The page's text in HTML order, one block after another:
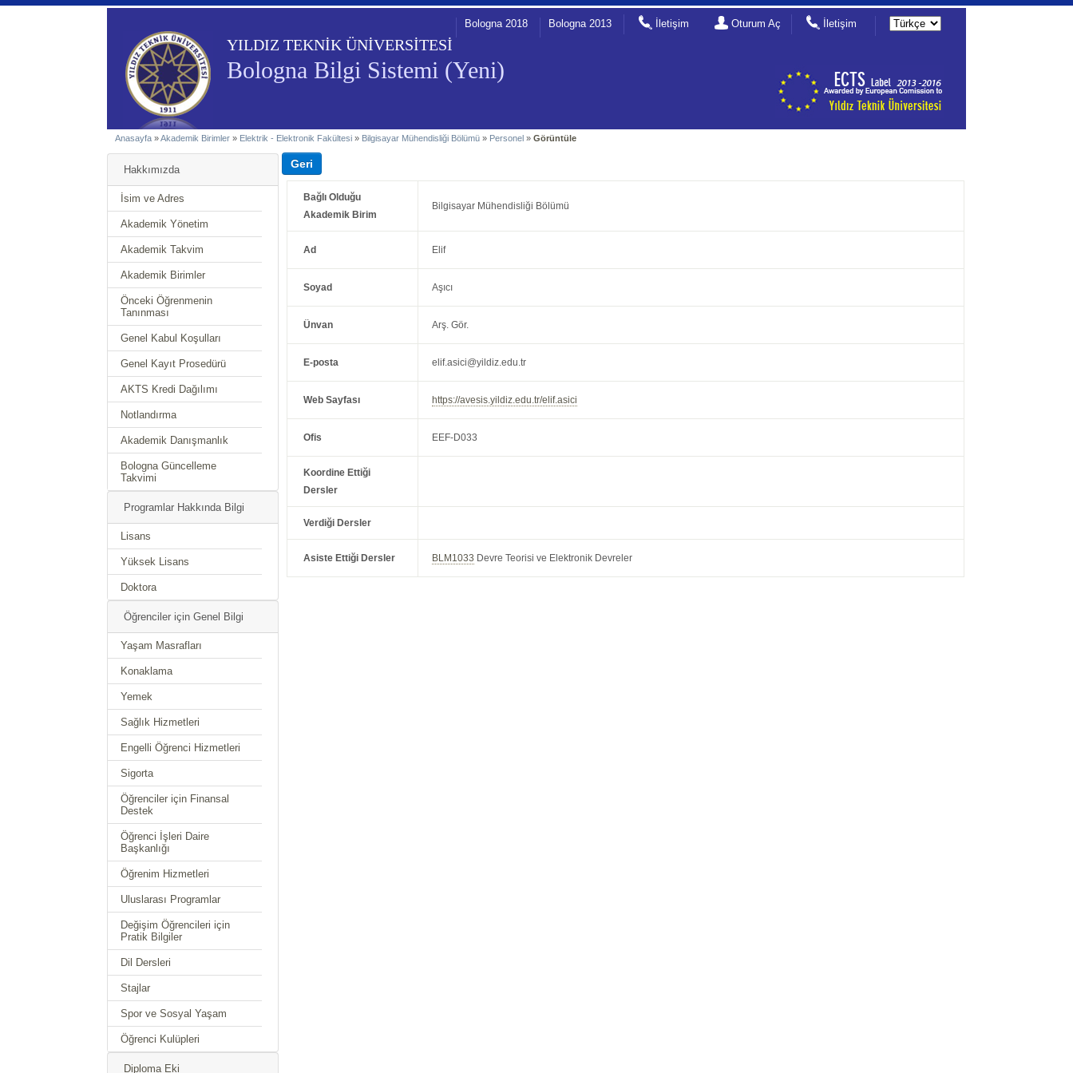
YILDIZ TEKNİK ÜNİVERSİTESİ
Bologna Bilgi Sistemi (Yeni)
Bologna 2018 Bologna 2013 İletişim Oturum Aç İletişim
Anasayfa »Akademik Birimler » Elektrik - Elektronik Fakültesi » Bilgisayar Mühendisliği Bölümü » Personel »Görüntüle
Hakkımızda
İsim ve Adres
Akademik Yönetim
Akademik Takvim
Akademik Birimler
Önceki Öğrenmenin
Tanınması
Genel Kabul Koşulları
Genel Kayıt Prosedürü
AKTS Kredi Dağılımı
Notlandırma
Akademik Danışmanlık
Bologna Güncelleme
Takvimi
Programlar Hakkında Bilgi
Lisans
Yüksek Lisans
Doktora
Öğrenciler için Genel Bilgi
Yaşam Masrafları
Konaklama
Yemek
Sağlık Hizmetleri
Engelli Öğrenci Hizmetleri
Sigorta
Öğrenciler için Finansal
Destek
Öğrenci İşleri Daire
Başkanlığı
Öğrenim Hizmetleri
Uluslarası Programlar
Değişim Öğrencileri için
Pratik Bilgiler
Dil Dersleri
Stajlar
Spor ve Sosyal Yaşam
Öğrenci Kulüpleri
Diploma Eki
Bağlı Olduğu
Akademik Birim
Bilgisayar Mühendisliği Bölümü
Ad Elif
Soyad Aşıcı
Ünvan Arş. Gör.
E-posta elif.asici@yildiz.edu.tr
Web Sayfası https://avesis.yildiz.edu.tr/elif.asici
Ofis EEF-D033
Koordine Ettiği
Dersler
Verdiği Dersler
Asiste Ettiği Dersler BLM1033 Devre Teorisi ve Elektronik Devreler